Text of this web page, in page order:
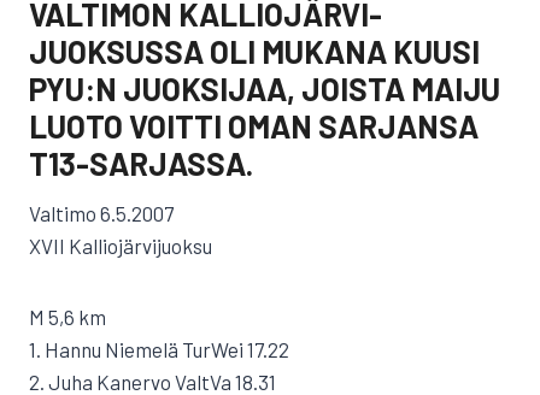
VALTIMON KALLIOJÄRVI-
JUOKSUSSA OLI MUKANA KUUSI
PYU:N JUOKSIJAA, JOISTA MAIJU
LUOTO VOITTI OMAN SARJANSA
T13-SARJASSA.
Valtimo 6.5.2007
XVII Kalliojärvijuoksu
M 5,6 km
1. Hannu Niemelä TurWei 17.22
2. Juha Kanervo ValtVa 18.31